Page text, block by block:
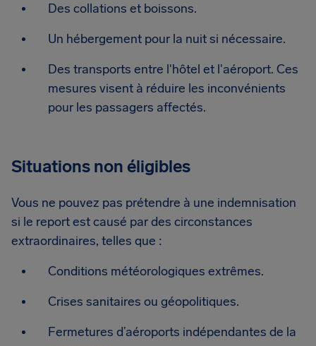
Des collations et boissons.
Un hébergement pour la nuit si nécessaire.
Des transports entre l'hôtel et l'aéroport. Ces
mesures visent à réduire les inconvénients
pour les passagers affectés.
Situations non éligibles
Vous ne pouvez pas prétendre à une indemnisation
si le report est causé par des circonstances
extraordinaires, telles que :
Conditions météorologiques extrêmes.
Crises sanitaires ou géopolitiques.
Fermetures d’aéroports indépendantes de la